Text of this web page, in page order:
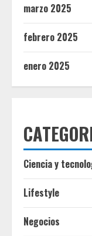
marzo 2025
febrero 2025
enero 2025
Ciencia y
Lifestyle
Negocios